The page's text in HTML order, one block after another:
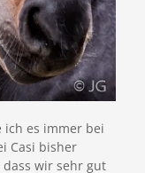
ich es immer bei
Casi bisher
wir sehr gut